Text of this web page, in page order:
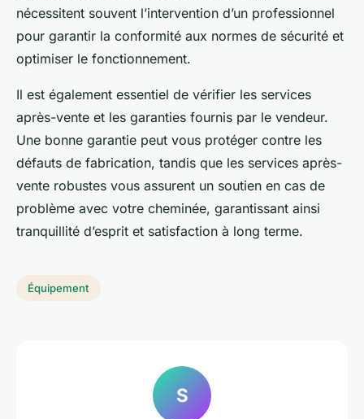
nécessitent souvent l’intervention d’un professionnel
pour garantir la conformité aux normes de sécurité et
optimiser le fonctionnement.
Il est également essentiel de vérifier les services
après-vente et les garanties fournis par le vendeur.
Une bonne garantie peut vous protéger contre les
défauts de fabrication, tandis que les services après-
vente robustes vous assurent un soutien en cas de
problème avec votre cheminée, garantissant ainsi
tranquillité d’esprit et satisfaction à long terme.
Équipement
S